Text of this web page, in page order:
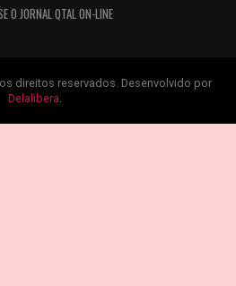
O JORNAL QTAL ON-LINE
direitos reservados. Desenvolvido por
Delalibera.